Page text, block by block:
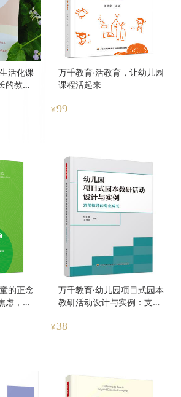
活化课
的教育
万千教育·活教育，让幼儿园
课程活起来
¥ 99
的正念
虑，增
万千教育·幼儿园项目式园本
教研活动设计与实例：支架
¥ 38